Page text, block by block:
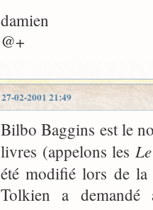
damien
@+
27-02-2001 21:49
Bilbo Baggins est le
livres (appelons les
été modifié lors de
Tolkien a